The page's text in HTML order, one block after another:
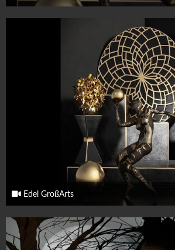
12. Oktober 2025
Edel GroßArts
12. Oktober 2025